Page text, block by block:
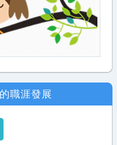
的職涯發展